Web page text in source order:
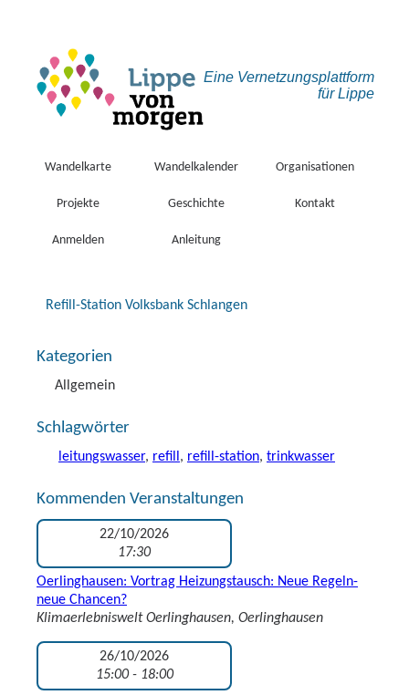
Eine Vernetzungs­plattform
für Lippe
Wandelkarte Wandelkalender Organisationen
Projekte Geschichte Kontakt
Anmelden Anleitung
Refill-Station Volksbank Schlangen
Kategorien
Allgemein
Schlagwörter
leitungswasser, refill , refill-station, trinkwasser
Kommenden Veranstaltungen
22/10/2026
17:30
Oerlinghausen: Vortrag Heizungstausch: Neue Regeln-
neue Chancen?
Klimaerlebniswelt Oerlinghausen, Oerlinghausen
26/10/2026
15:00 - 18:00